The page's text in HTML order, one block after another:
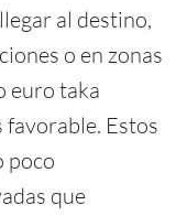
al destino,
o en zonas
euro taka
favorable. Estos
poco
que